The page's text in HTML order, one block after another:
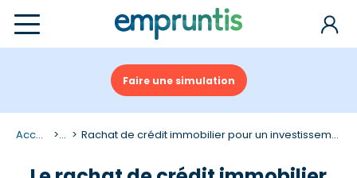
Faire une simulation
Accueil ... Rachat de crédit immobilier pour un investissement locatif